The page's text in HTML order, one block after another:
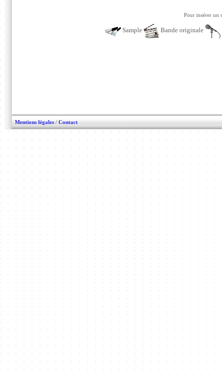
Pour insérer un
Sample Bande originale
Mentions légales / Contact